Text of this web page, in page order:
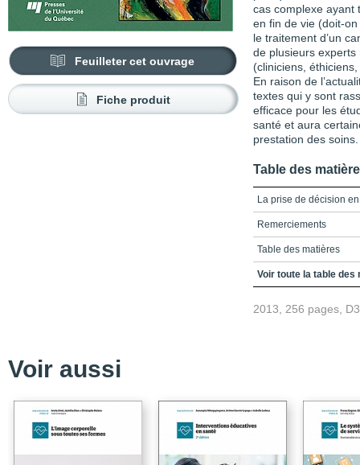
Feuilleter cet ouvrage
Fiche produit
cas complexe ayant
en fin de vie (doit-
le traitement d’un
de plusieurs
(cliniciens,
En raison de
textes qui y sont
efficace pour les
santé et aura
prestation des soins.
Table des
La prise de décision
Remerciements
Table des matières
Introduction / 1.
Voir toute la table des
2013, 256 pages,
Voir aussi